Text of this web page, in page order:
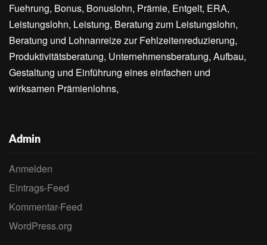
Fuehrung, Bonus, Bonuslohn, Prämie, Entgelt, ERA,
Leistungslohn, Leistung, Beratung zum Leistungslohn,
Beratung und Lohnanreize zur Fehlzeitenreduzierung,
Produktivitätsberatung, Unternehmensberatung, Aufbau,
Gestaltung und Einführung eines einfachen und
wirksamen Prämienlohns,
Admin
Anmelden
Eintrags-Feed
Kommentar-Feed
WordPress.org